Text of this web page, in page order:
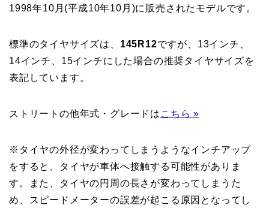
1998年10月(平成10年10月)に販売されたモデルです。
標準のタイヤサイズは、 145R12ですが、13インチ、
14インチ、15インチにした場合の推奨タイヤサイズを
表記しています。
ストリートの他年式・グレードは こちら »
※タイヤの外径が変わってしまうようなインチアップ
をすると、タイヤが車体へ接触する可能性がありま
す。また、タイヤの円周の長さが変わってしまうた
め、スピードメーターの誤差が起こる原因となってし